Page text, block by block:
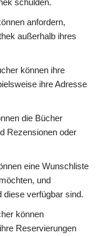
anfordern,
außerhalb ihres
können ihre
ihre Adresse
die Bücher
Rezensionen oder
eine Wunschliste
und
diese verfügbar sind.
können
Reservierungen